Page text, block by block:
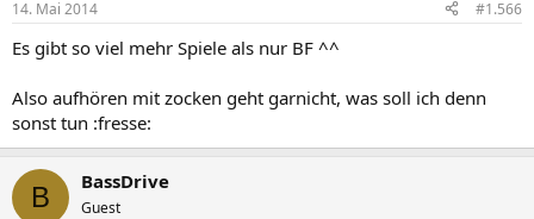
14. Mai 2014 #1.566
Es gibt so viel mehr Spiele als nur BF ^^
Also aufhören mit zocken geht garnicht, was soll ich denn
sonst tun :fresse:
B BassDrive
Guest